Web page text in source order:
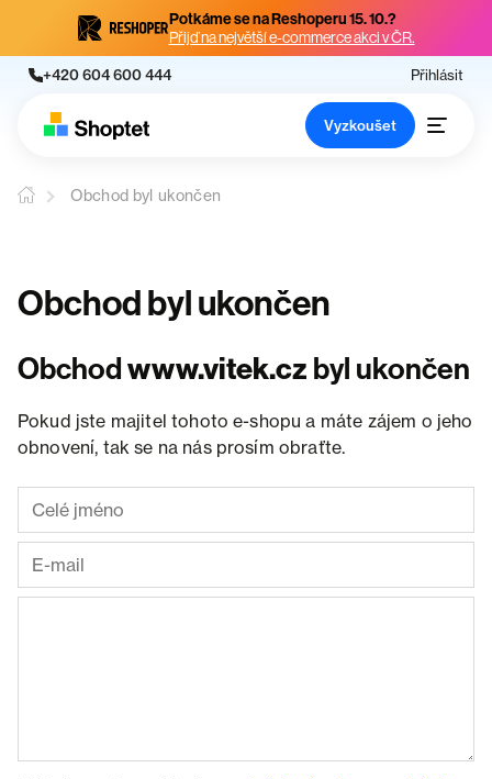
Potkáme se na Reshoperu 15. 10.?
Přijď na největší e-commerce akci v ČR.
+420 604 600 444 Přihlásit
Vyzkoušet
Obchod byl ukončen
Obchod byl ukončen
Obchodwww.vitek.cz byl ukončen
Pokud jste majitel tohoto e-shopu a máte zájem o jeho
obnovení, tak se na nás prosím obraťte.